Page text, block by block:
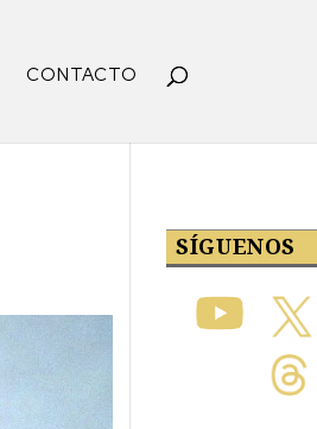
CONTACTO
SÍGUENOS